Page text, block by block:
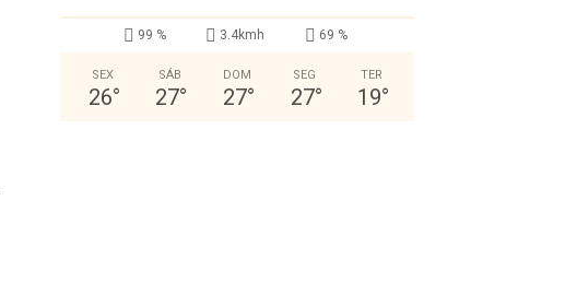
99 % 3.4kmh 69 %
SEX
26°
SÁB
27°
DOM
27°
SEG
27°
TER
19°